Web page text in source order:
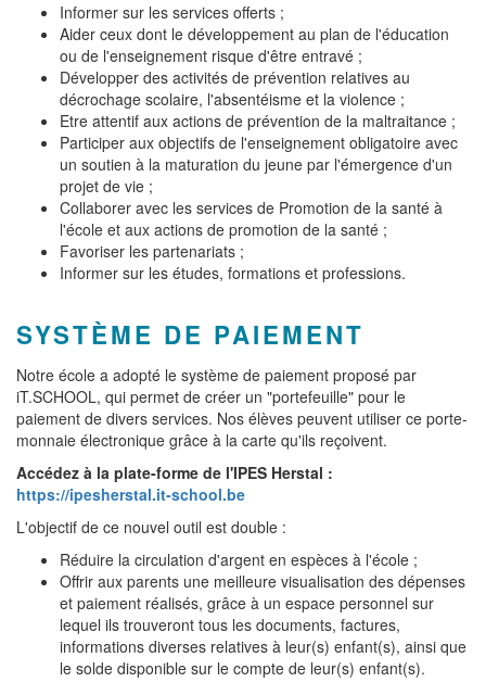
Informer sur les services offerts ;
Aider ceux dont le développement au plan de l'éducation
ou de l'enseignement risque d'être entravé ;
Développer des activités de prévention relatives au
décrochage scolaire, l'absentéisme et la violence ;
Etre attentif aux actions de prévention de la maltraitance ;
Participer aux objectifs de l'enseignement obligatoire avec
un soutien à la maturation du jeune par l'émergence d'un
projet de vie ;
Collaborer avec les services de Promotion de la santé à
l'école et aux actions de promotion de la santé ;
Favoriser les partenariats ;
Informer sur les études, formations et professions.
SYSTÈME DE PAIEMENT
Notre école a adopté le système de paiement proposé par
iT.SCHOOL, qui permet de créer un "portefeuille" pour le
paiement de divers services. Nos élèves peuvent utiliser ce porte-
monnaie électronique grâce à la carte qu'ils reçoivent.
Accédez à la plate-forme de l'IPES Herstal :
https://ipesherstal.it-school.be
L'objectif de ce nouvel outil est double :
Réduire la circulation d'argent en espèces à l'école ;
Offrir aux parents une meilleure visualisation des dépenses
et paiement réalisés, grâce à un espace personnel sur
lequel ils trouveront tous les documents, factures,
informations diverses relatives à leur(s) enfant(s), ainsi que
le solde disponible sur le compte de leur(s) enfant(s).